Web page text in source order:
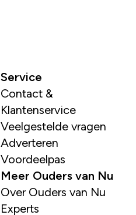
Service
Contact &
Klantenservice
Veelgestelde vragen
Adverteren
Voordeelpas
Meer Ouders van Nu
Over Ouders van Nu
Experts